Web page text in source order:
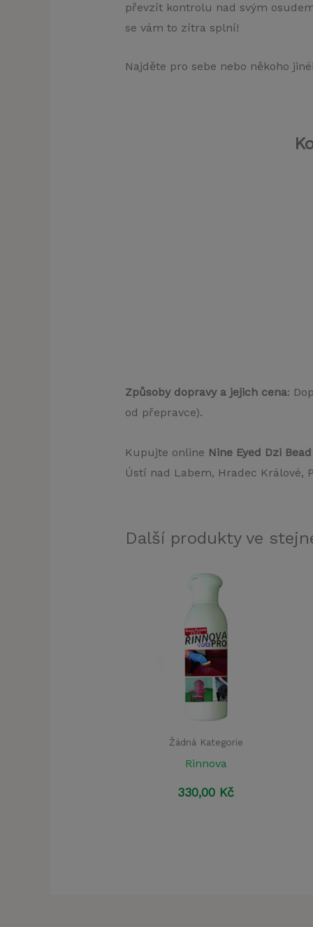
převzít kontrolu nad svým
se vám to zítra splní!
Najděte pro sebe nebo někoho
Způsoby dopravy a jejich cena:
od přepravce).
Kupujte online Nine Eyed Dzi
Ústí nad Labem, Hradec Králové,
Další produkty ve
Žádná Kategorie
Rinnova
330,00 Kč